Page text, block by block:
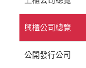
興櫃公司總覽
公開發行公司